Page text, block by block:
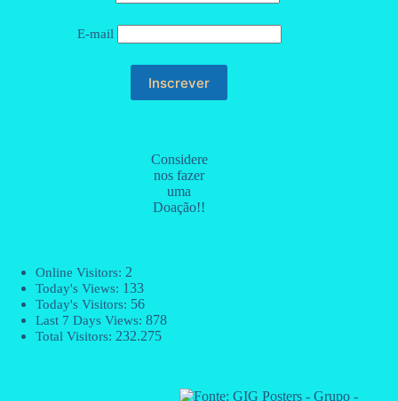
E-mail
Considere
nos fazer
uma
Doação!!
Online Visitors: 2
Today's Views: 133
Today's Visitors: 56
Last 7 Days Views: 878
Total Visitors: 232.275